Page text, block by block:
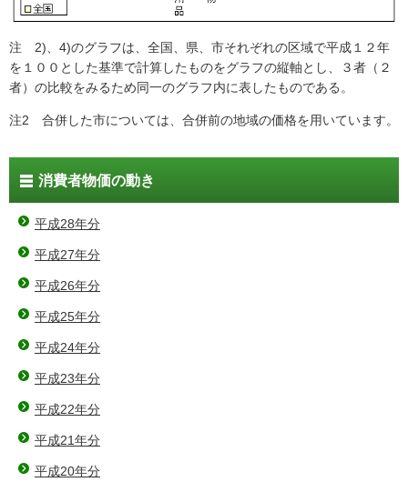
注 2)、4)のグラフは、全国、県、市それぞれの区域で平成１２年
を１００とした基準で計算したものをグラフの縦軸とし、３者（２
者）の比較をみるため同一のグラフ内に表したものである。
注2 合併した市については、合併前の地域の価格を用いています。
消費者物価の動き
平成28年分
平成27年分
平成26年分
平成25年分
平成24年分
平成23年分
平成22年分
平成21年分
平成20年分